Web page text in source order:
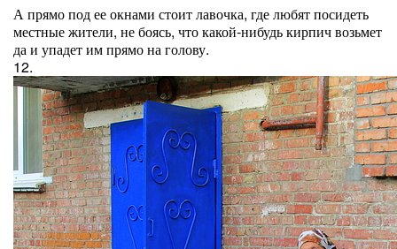
А прямо под ее окнами стоит лавочка, где любят посидеть
местные жители, не боясь, что какой-нибудь кирпич возьмет
да и упадет им прямо на голову.
12.